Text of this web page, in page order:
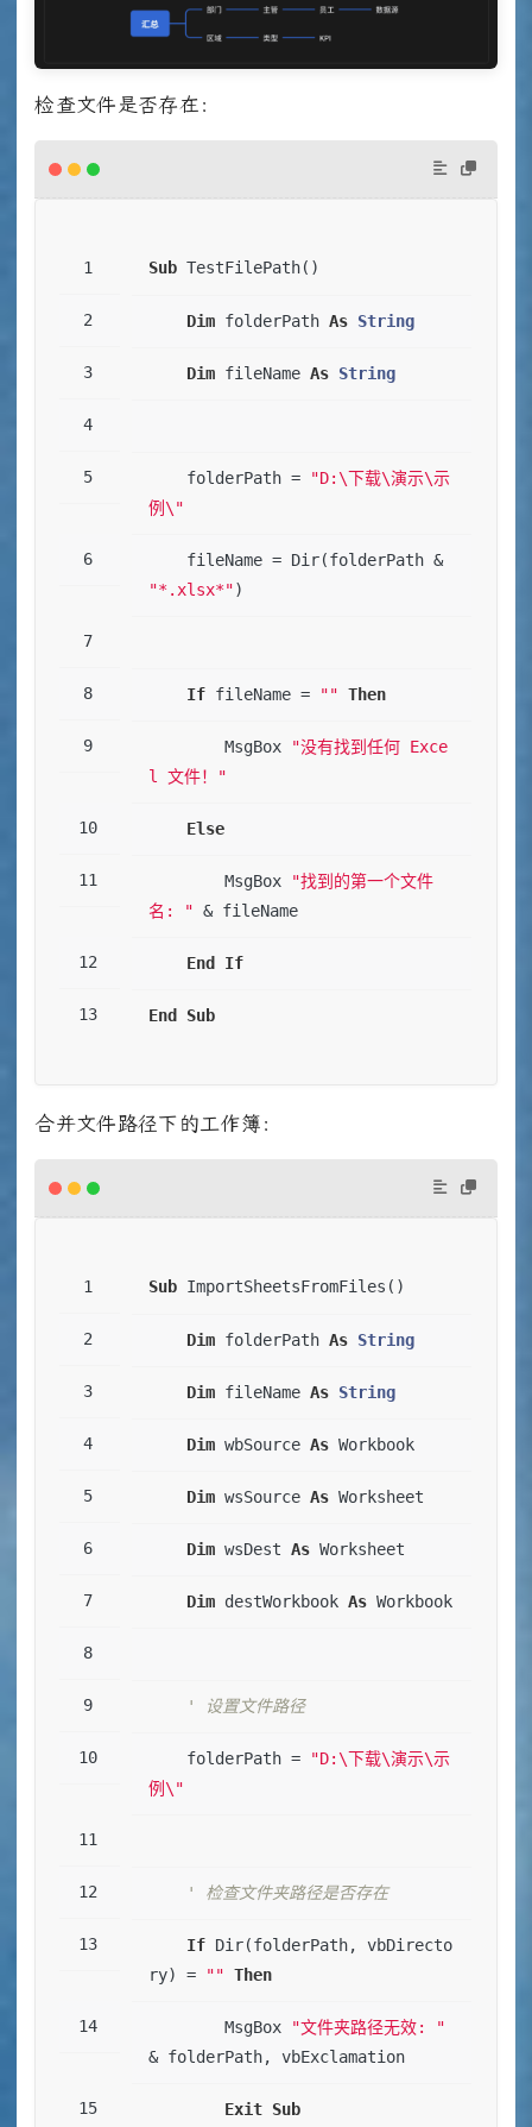
检查文件是否存在：
Sub TestFilePath()
Dim folderPath As String
Dim fileName As String
    folderPath =
"D:\下载\演示\示
例\"
    fileName = Dir(folderPath &
"*.xlsx*")
If fileName = "" Then
        MsgBox
"没有找到任何 Exce
l 文件！"
Else
        MsgBox
"找到的第一个文件
名: " & fileName
End If
End Sub
合并文件路径下的工作簿：
Sub ImportSheetsFromFiles()
Dim folderPath As String
Dim fileName As String
Dim wbSource As Workbook
Dim wsSource As Worksheet
Dim wsDest As Worksheet
Dim destWorkbook As Workbook
' 设置文件路径
    folderPath =
"D:\下载\演示\示
例\"
' 检查文件夹路径是否存在
If Dir(folderPath, vbDirecto
ry) =
"" Then
        MsgBox
"文件夹路径无效: "
& folderPath, vbExclamation
Exit Sub